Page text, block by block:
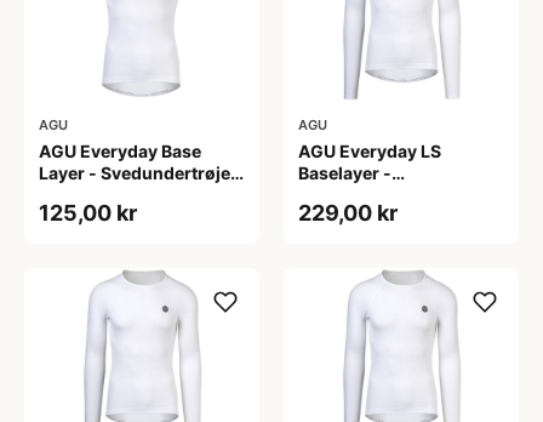
AGU
AGU Everyday Base
Layer - Svedundertrøje
125,00 kr
AGU
AGU Everyday LS
Baselayer -
Ærmer - Herre - Hvid -
229,00 kr